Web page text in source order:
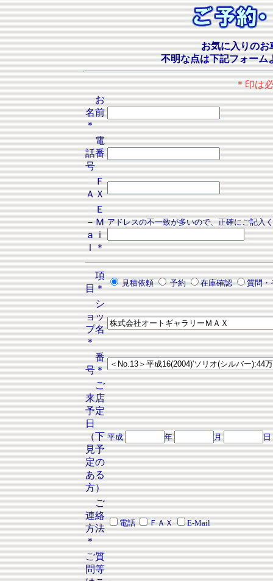
お気に入りのお
不明な点は下記フォー
＊印は
お
名前
＊
電
話番
号
Ｆ
ＡＸ
Ｅ
－Ｍ
ａｉ
ｌ＊
アドレスの不一致が多いので、正確にご記入
項
目＊
見積依頼 予約 在庫確認 質問・
シ
ョッ
プ名
＊
番
号＊
ご
来店
予定
日
（下
見予
定の
ある
方）
平成 年 月 日
ご
連絡
方法
＊
電話 ＦＡＸ E-Mail
ご質
問等